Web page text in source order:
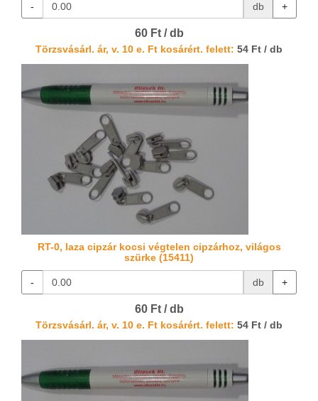
- db +
60 Ft / db
Törzsvásárl. ár, v. 10 e. Ft kosárért. felett: 54 Ft / db
RT-0, laza cipzár kocsi végtelen cipzárhoz, világos
szürke (15411)
- db +
60 Ft / db
Törzsvásárl. ár, v. 10 e. Ft kosárért. felett: 54 Ft / db